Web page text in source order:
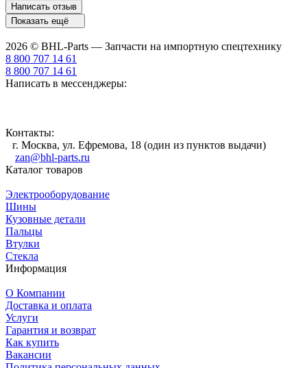
Написать отзыв
Показать ещё
2026 © BHL-Parts — Запчасти на импортную спецтехнику
8 800 707 14 61
8 800 707 14 61
Написать в мессенджеры:
Контакты:
г. Москва, ул. Ефремова, 18 (один из пунктов выдачи)
zan@bhl-parts.ru
Каталог товаров
Электрооборудование
Шины
Кузовные детали
Пальцы
Втулки
Стекла
Информация
О Компании
Доставка и оплата
Услуги
Гарантия и возврат
Как купить
Вакансии